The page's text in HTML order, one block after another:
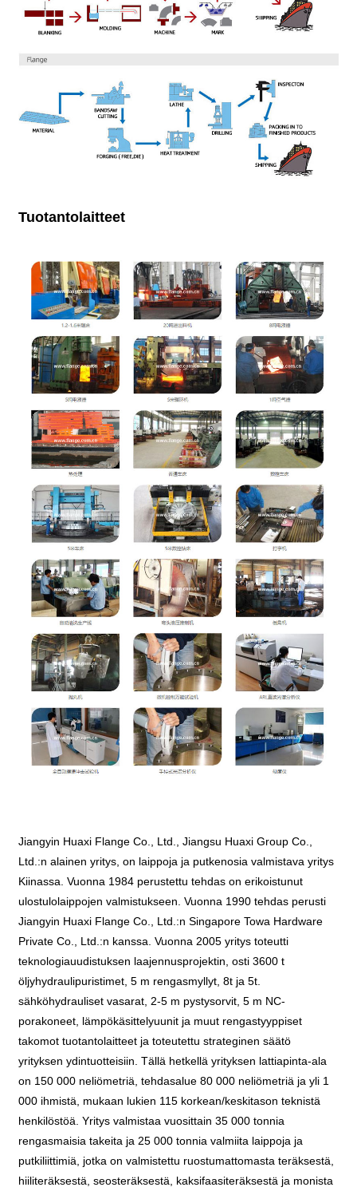
Tuotantolaitteet
Jiangyin Huaxi Flange Co., Ltd., Jiangsu Huaxi Group Co.,
Ltd.:n alainen yritys, on laippoja ja putkenosia valmistava yritys
Kiinassa. Vuonna 1984 perustettu tehdas on erikoistunut
ulostulolaippojen valmistukseen. Vuonna 1990 tehdas perusti
Jiangyin Huaxi Flange Co., Ltd.:n Singapore Towa Hardware
Private Co., Ltd.:n kanssa. Vuonna 2005 yritys toteutti
teknologiauudistuksen laajennusprojektin, osti 3600 t
öljyhydraulipuristimet, 5 m rengasmyllyt, 8t ja 5t.
sähköhydrauliset vasarat, 2-5 m pystysorvit, 5 m NC-
porakoneet, lämpökäsittelyuunit ja muut rengastyyppiset
takomot tuotantolaitteet ja toteutettu strateginen säätö
yrityksen ydintuotteisiin. Tällä hetkellä yrityksen lattiapinta-ala
on 150 000 neliömetriä, tehdasalue 80 000 neliömetriä ja yli 1
000 ihmistä, mukaan lukien 115 korkean/keskitason teknistä
henkilöstöä. Yritys valmistaa vuosittain 35 000 tonnia
rengasmaisia ​​takeita ja 25 000 tonnia valmiita laippoja ja
putkiliittimiä, jotka on valmistettu ruostumattomasta teräksestä,
hiiliteräksestä, seosteräksestä, kaksifaasiteräksestä ja monista